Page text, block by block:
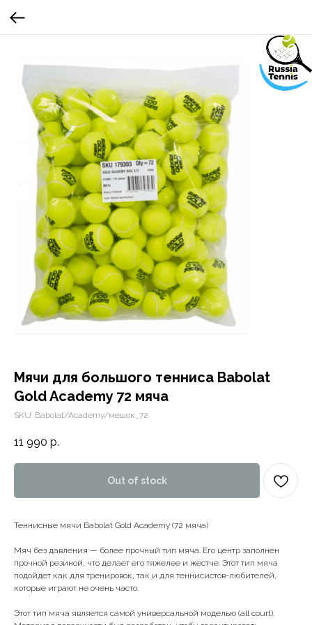
Мячи для большого тенниса Babolat
Gold Academy 72 мяча
SKU: Babolat/Academy/мешок_72
11 990 р.
Out of stock
Теннисные мячи Babolat Gold Academy (72 мяча)
Мяч без давления — более прочный тип мяча. Его центр заполнен
прочной резиной, что делает его тяжелее и жестче. Этот тип мяча
подойдет как для тренировок, так и для теннисистов-любителей,
которые играют не очень часто.
Этот тип мяча является самой универсальной моделью (all court).